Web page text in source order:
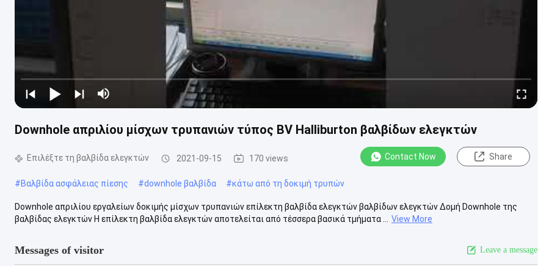
Downhole απριλίου μίσχων τρυπανιών τύπος BV Halliburton βαλβίδων ελεγκτών
Επιλέξτε τη βαλβίδα ελεγκτών 2021-09-15 170 views Contact Now Share
#Βαλβίδα ασφάλειας πίεσης #downhole βαλβίδα #κάτω από τη δοκιμή τρυπών
Downhole απριλίου εργαλείων δοκιμής μίσχων τρυπανιών επίλεκτη βαλβίδα ελεγκτών βαλβίδων ελεγκτών Δομή Downhole της
βαλβίδας ελεγκτών Η επίλεκτη βαλβίδα ελεγκτών αποτελείται από τέσσερα βασικά τμήματα ...
View More
Messages of visitor Leave a message